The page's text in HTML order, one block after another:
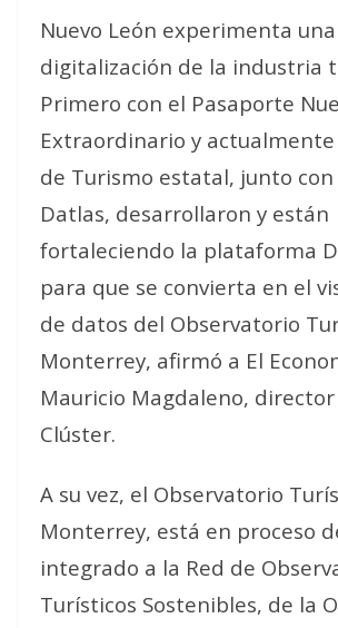
Nuevo León experimenta
digitalización de la industria
Primero con el Pasaporte
Extraordinario y
de Turismo estatal, junto
Datlas, desarrollaron y están
fortaleciendo la plataforma
para que se convierta en el
de datos del Observatorio
Monterrey, afirmó a El
Mauricio Magdaleno,
Clúster.
A su vez, el Observatorio
Monterrey, está en proceso
integrado a la Red de
Turísticos Sostenibles, de la